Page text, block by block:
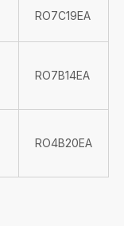
RO7C19EA
RO7B14EA
RO4B20EA